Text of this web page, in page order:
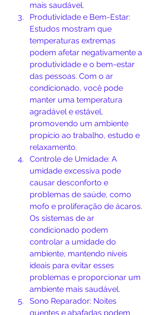
mais saudável.
Produtividade e Bem-Estar:
Estudos mostram que
temperaturas extremas
podem afetar negativamente a
produtividade e o bem-estar
das pessoas. Com o ar
condicionado, você pode
manter uma temperatura
agradável e estável,
promovendo um ambiente
propício ao trabalho, estudo e
relaxamento.
Controle de Umidade: A
umidade excessiva pode
causar desconforto e
problemas de saúde, como
mofo e proliferação de ácaros.
Os sistemas de ar
condicionado podem
controlar a umidade do
ambiente, mantendo níveis
ideais para evitar esses
problemas e proporcionar um
ambiente mais saudável.
Sono Reparador: Noites
quentes e abafadas podem